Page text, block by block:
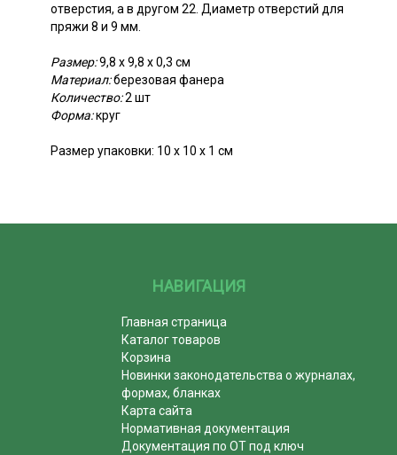
отверстия, а в другом 22. Диаметр отверстий для
пряжи 8 и 9 мм.
Размер:9,8 х 9,8 х 0,3 см
Материал:березовая фанера
Количество:2 шт
Форма:круг
Размер упаковки: 10 х 10 х 1 см
НАВИГАЦИЯ
Главная страница
Каталог товаров
Корзина
Новинки законодательства о журналах,
формах, бланках
Карта сайта
Нормативная документация
Документация по ОТ под ключ